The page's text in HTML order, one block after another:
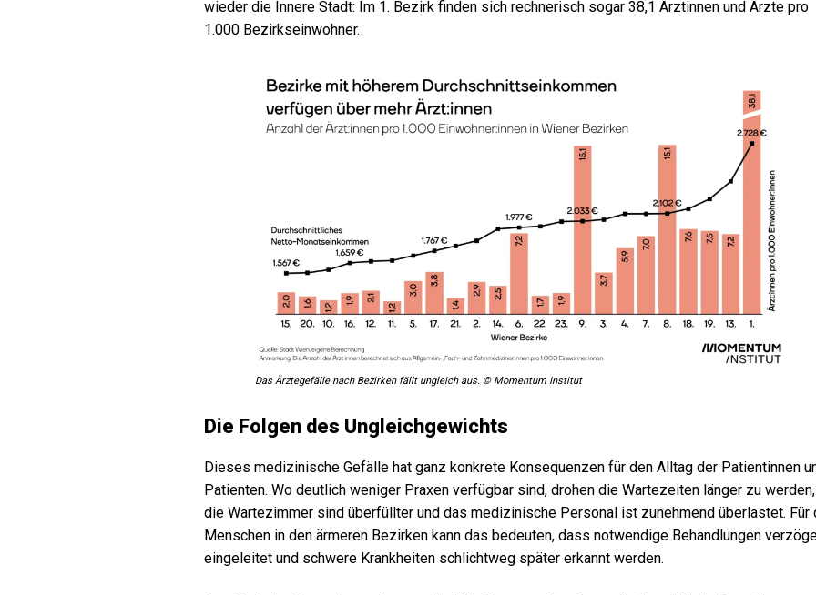
wieder die Innere Stadt: Im 1. Bezirk finden sich rechnerisch sogar 38,1 Ärztinnen und Ärzte pro
1.000 Bezirkseinwohner.
Das Ärztegefälle nach Bezirken fällt ungleich aus. © Momentum Institut
Die Folgen des Ungleichgewichts
Dieses medizinische Gefälle hat ganz konkrete Konsequenzen für den Alltag der Patientinnen
Patienten. Wo deutlich weniger Praxen verfügbar sind, drohen die Wartezeiten länger zu werden,
die Wartezimmer sind überfüllter und das medizinische Personal ist zunehmend überlastet. Für
Menschen in den ärmeren Bezirken kann das bedeuten, dass notwendige Behandlungen
eingeleitet und schwere Krankheiten schlichtweg später erkannt werden.